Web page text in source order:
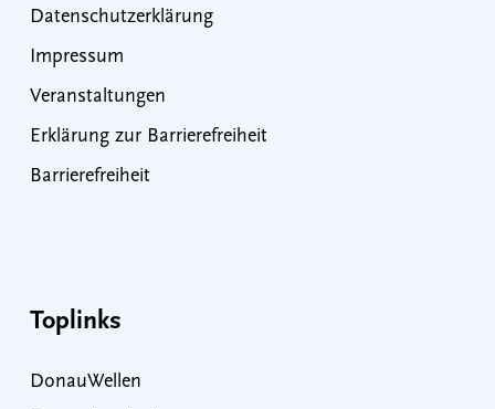
Datenschutzerklärung
Impressum
Veranstaltungen
Erklärung zur Barrierefreiheit
Barrierefreiheit
Toplinks
DonauWellen